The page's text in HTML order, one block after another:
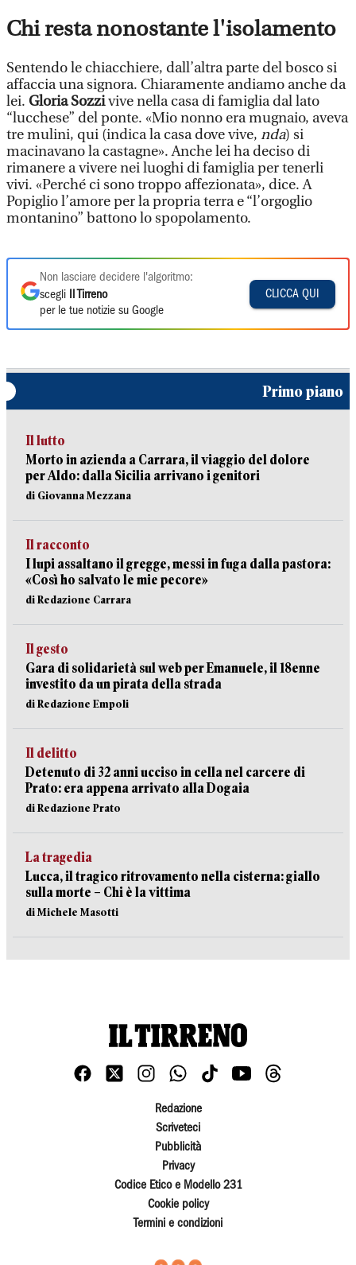
Chi resta nonostante l'isolamento
Sentendo le chiacchiere, dall’altra parte del bosco si
affaccia una signora. Chiaramente andiamo anche da
lei. Gloria Sozzivive nella casa di famiglia dal lato
“lucchese” del ponte. «Mio nonno era mugnaio, aveva
tre mulini, qui (indica la casa dove vive, nda) si
macinavano la castagne». Anche lei ha deciso di
rimanere a vivere nei luoghi di famiglia per tenerli
vivi. «Perché ci sono troppo affezionata», dice. A
Popiglio l’amore per la propria terra e “l’orgoglio
montanino” battono lo spopolamento.
Non lasciare decidere l'algoritmo:
scegli
Il Tirreno
per le tue notizie su Google
CLICCA QUI
Primo piano
Il lutto
Morto in azienda a Carrara, il viaggio del dolore
per Aldo: dalla Sicilia arrivano i genitori
di Giovanna Mezzana
Il racconto
I lupi assaltano il gregge, messi in fuga dalla pastora:
«Così ho salvato le mie pecore»
di Redazione Carrara
Il gesto
Gara di solidarietà sul web per Emanuele, il 18enne
investito da un pirata della strada
di Redazione Empoli
Il delitto
Detenuto di 32 anni ucciso in cella nel carcere di
Prato: era appena arrivato alla Dogaia
di Redazione Prato
La tragedia
Lucca, il tragico ritrovamento nella cisterna: giallo
sulla morte – Chi è la vittima
di Michele Masotti
Redazione
Scriveteci
Pubblicità
Privacy
Codice Etico e Modello 231
Cookie policy
Termini e condizioni